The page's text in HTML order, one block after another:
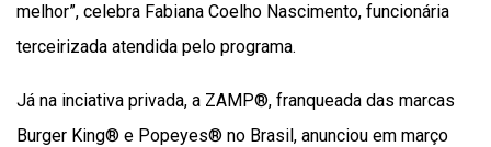
melhor”, celebra Fabiana Coelho Nascimento, funcionária
terceirizada atendida pelo programa.
Já na inciativa privada, a ZAMP®, franqueada das marcas
Burger King® e Popeyes® no Brasil, anunciou em março